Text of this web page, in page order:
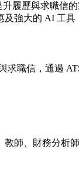
履歷與求職
強大的 AI 工
職信，通過
師、財務分析師